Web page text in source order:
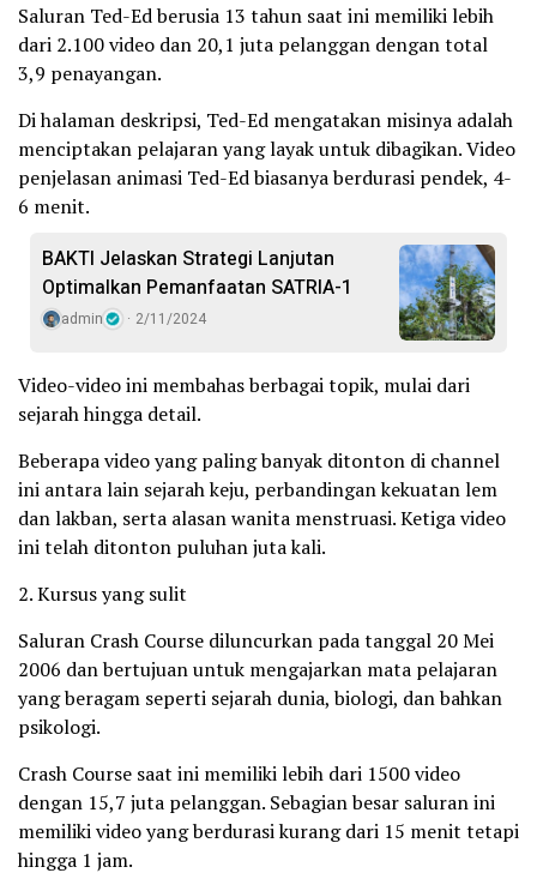
Saluran Ted-Ed berusia 13 tahun saat ini memiliki lebih
dari 2.100 video dan 20,1 juta pelanggan dengan total
3,9 penayangan.
Di halaman deskripsi, Ted-Ed mengatakan misinya adalah
menciptakan pelajaran yang layak untuk dibagikan. Video
penjelasan animasi Ted-Ed biasanya berdurasi pendek, 4-
6 menit.
BAKTI Jelaskan Strategi Lanjutan
Optimalkan Pemanfaatan SATRIA-1
admin 2/11/2024
Video-video ini membahas berbagai topik, mulai dari
sejarah hingga detail.
Beberapa video yang paling banyak ditonton di channel
ini antara lain sejarah keju, perbandingan kekuatan lem
dan lakban, serta alasan wanita menstruasi. Ketiga video
ini telah ditonton puluhan juta kali.
2. Kursus yang sulit
Saluran Crash Course diluncurkan pada tanggal 20 Mei
2006 dan bertujuan untuk mengajarkan mata pelajaran
yang beragam seperti sejarah dunia, biologi, dan bahkan
psikologi.
Crash Course saat ini memiliki lebih dari 1500 video
dengan 15,7 juta pelanggan. Sebagian besar saluran ini
memiliki video yang berdurasi kurang dari 15 menit tetapi
hingga 1 jam.